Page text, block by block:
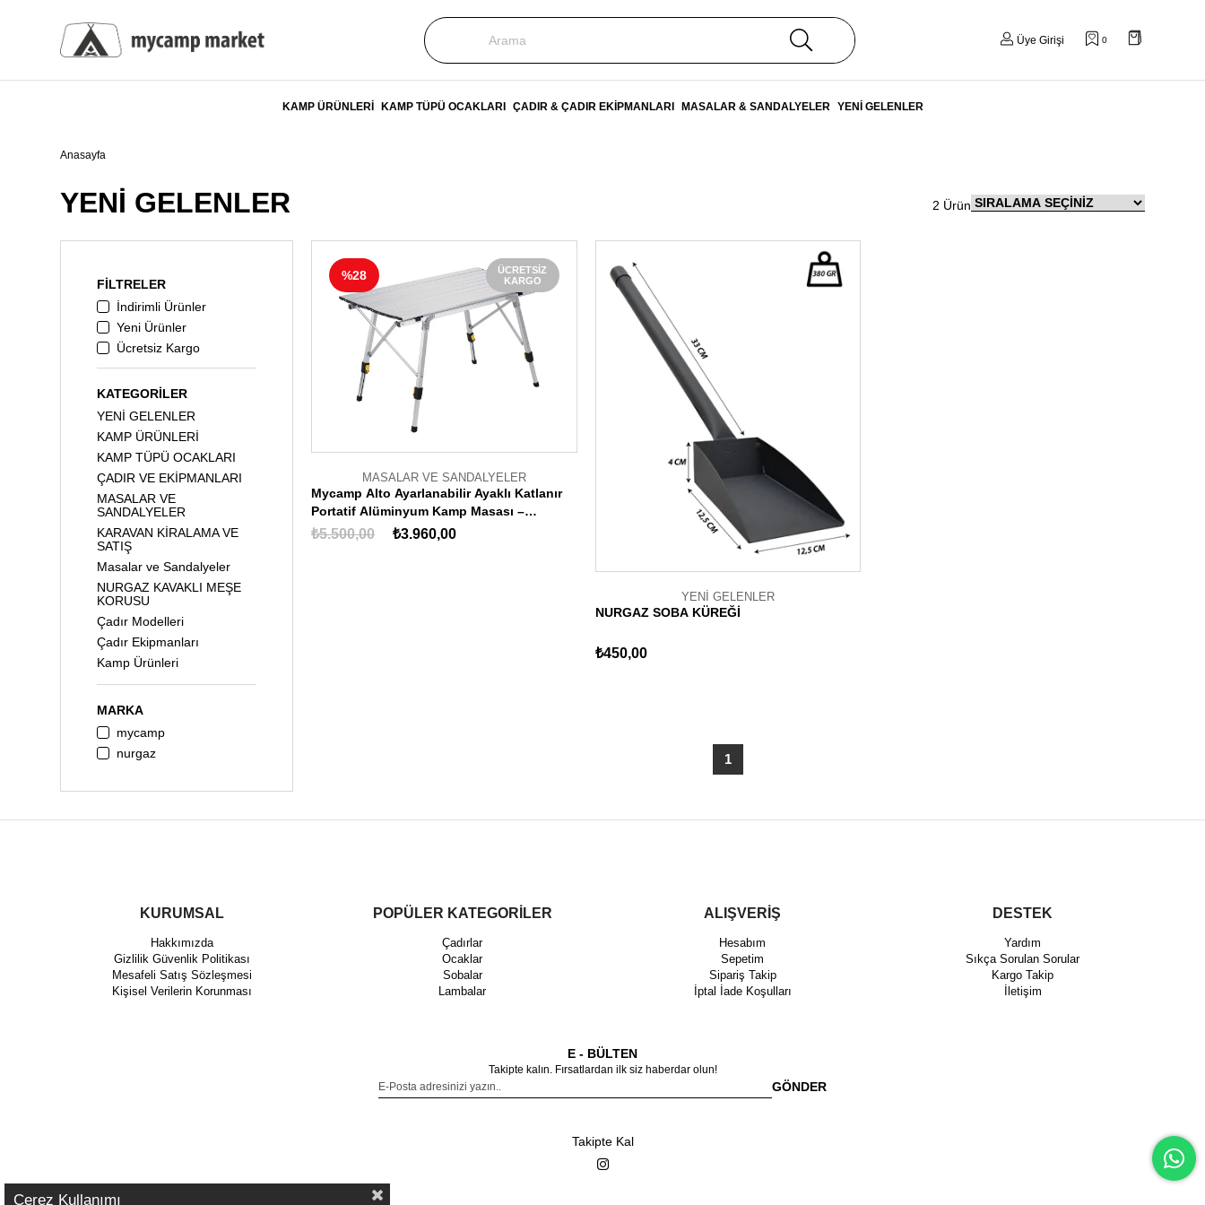
Üye Girişi 0
KAMP ÜRÜNLERİ KAMP TÜPÜ OCAKLARI ÇADIR & ÇADIR EKİPMANLARI MASALAR & SANDALYELER YENİ GELENLER
Anasayfa
FILTRELER
İndirimli Ürünler
Yeni Ürünler
Ücretsiz Kargo
KATEGORILER
YENİ GELENLER
KAMP ÜRÜNLERİ
KAMP TÜPÜ OCAKLARI
ÇADIR VE EKİPMANLARI
MASALAR VE
SANDALYELER
KARAVAN KİRALAMA VE
SATIŞ
Masalar ve Sandalyeler
NURGAZ KAVAKLI MEŞE
KORUSU
Çadır Modelleri
Çadır Ekipmanları
Kamp Ürünleri
Yeni Gelenler
Nurgaz Kavaklı Meşe
Korusu
Kategorisiz
MARKA
mycamp
nurgaz
YENİ GELENLER 2 Ürün
MASALAR VE SANDALYELER
Mycamp Alto Ayarlanabilir Ayaklı Katlanır
Portatif Alüminyum Kamp Masası –
Yükseklik Ayarlı₺3.960,00
₺5.500,00
ÜCRETSIZ
KARGO
%28
YENİ GELENLER
NURGAZ SOBA KÜREĞİ
₺450,00
1
KURUMSAL
Hakkımızda
Gizlilik Güvenlik Politikası
Mesafeli Satış Sözleşmesi
Kişisel Verilerin Korunması
POPÜLER KATEGORİLER
Çadırlar
Ocaklar
Sobalar
Lambalar
ALIŞVERİŞ
Hesabım
Sepetim
Sipariş Takip
İptal İade Koşulları
DESTEK
Yardım
Sıkça Sorulan Sorular
Kargo Takip
İletişim
E - BÜLTEN
Takipte kalın. Fırsatlardan ilk siz haberdar olun!
GÖNDER
Takipte Kal
Çerez Kullanımı